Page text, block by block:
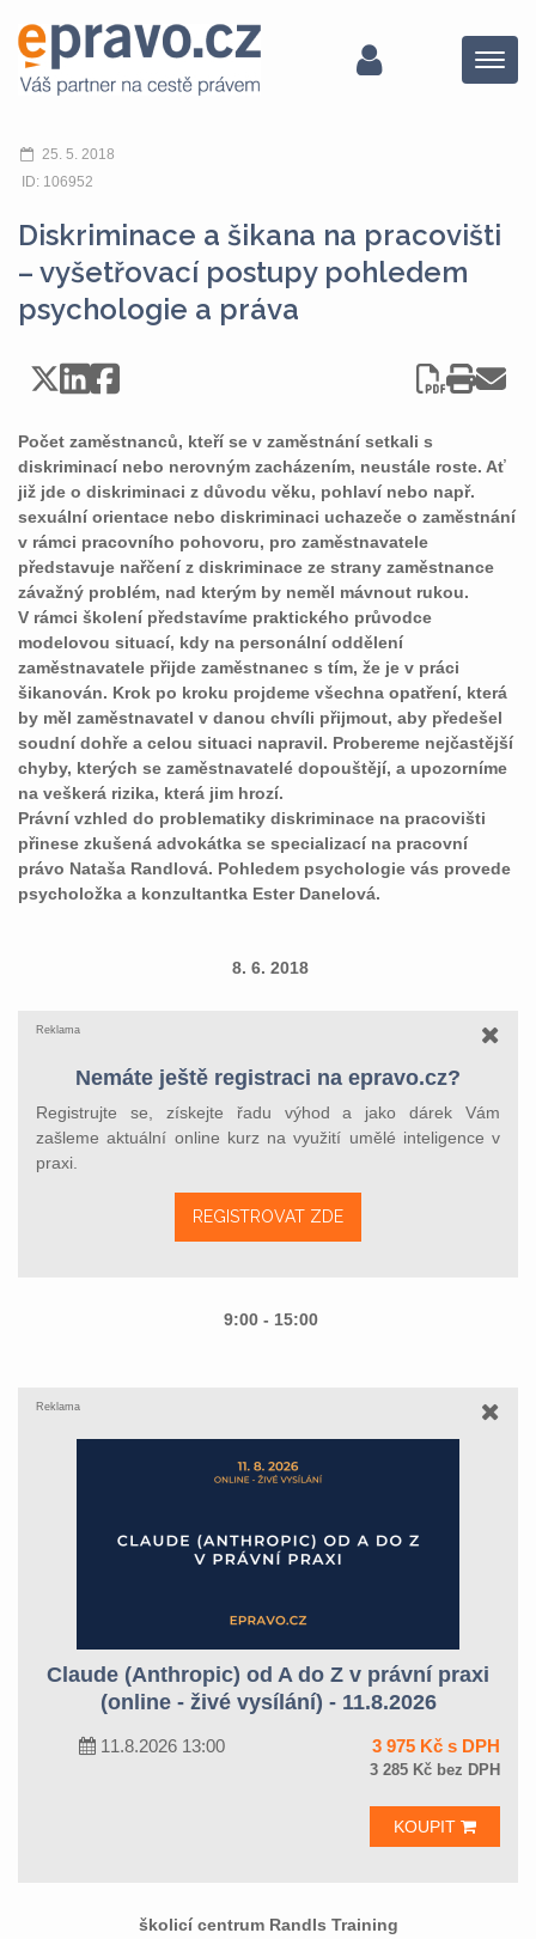
Menu
25. 5. 2018
ID: 106952
Diskriminace a šikana na pracovišti
– vyšetřovací postupy pohledem
psychologie a práva
Počet zaměstnanců, kteří se v zaměstnání setkali s
diskriminací nebo nerovným zacházením, neustále roste. Ať
již jde o diskriminaci z důvodu věku, pohlaví nebo např.
sexuální orientace nebo diskriminaci uchazeče o zaměstnání
v rámci pracovního pohovoru, pro zaměstnavatele
představuje nařčení z diskriminace ze strany zaměstnance
závažný problém, nad kterým by neměl mávnout rukou.
V rámci školení představíme praktického průvodce
modelovou situací, kdy na personální oddělení
zaměstnavatele přijde zaměstnanec s tím, že je v práci
šikanován. Krok po kroku projdeme všechna opatření, která
by měl zaměstnavatel v danou chvíli přijmout, aby předešel
soudní dohře a celou situaci napravil. Probereme nejčastější
chyby, kterých se zaměstnavatelé dopouštějí, a upozorníme
na veškerá rizika, která jim hrozí.
Právní vzhled do problematiky diskriminace na pracovišti
přinese zkušená advokátka se specializací na pracovní
právo Nataša Randlová. Pohledem psychologie vás provede
psycholožka a konzultantka Ester Danelová.
8. 6. 2018
Reklama
Nemáte ještě registraci na epravo.cz?
Registrujte se, získejte řadu výhod a jako dárek Vám
zašleme aktuální online kurz na využití umělé inteligence v
praxi.
REGISTROVAT ZDE
9:00 - 15:00
Reklama
Claude (Anthropic) od A do Z v právní praxi
(online - živé vysílání) - 11.8.2026
11.8.2026 13:00 3 975 Kč s DPH
3 285 Kč bez DPH
KOUPIT
školicí centrum Randls Training